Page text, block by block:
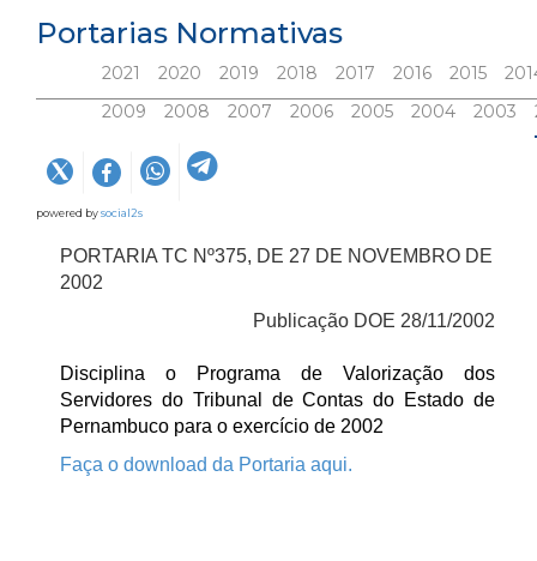
Portarias Normativas
2021 2020 2019 2018 2017 2016 2015
2009
2008 2007 2006 2005 2004 2003
powered bysocial2s
PORTARIA TC Nº375, DE 27 DE NOVEMBRO DE
2002
Publicação DOE 28/11/2002
Disciplina o Programa de Valorização dos
Servidores do Tribunal de Contas do Estado de
Pernambuco para o exercício de 2002
Faça o download da Portaria aqui.